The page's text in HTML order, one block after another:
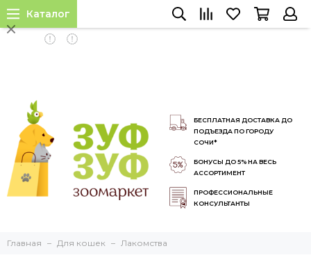
INSTALL APP
БЕСПЛАТНАЯ ДОСТАВКА ДО
ПОДЪЕЗДА ПО ГОРОДУ
СОЧИ*
БОНУСЫ ДО 5% НА ВЕСЬ
АССОРТИМЕНТ
ПРОФЕССИОНАЛЬНЫЕ
КОНСУЛЬТАНТЫ
Каталог
Главная Для кошек Лакомства